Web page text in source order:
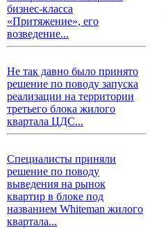
бизнес-класса
«Притяжение», его
возведение...
Не так давно было принято
решение по поводу запуска
реализации на территории
третьего блока жилого
квартала ЦДС...
Специалисты приняли
решение по поводу
выведения на рынок
квартир в блоке под
названием Whiteman жилого
квартала...